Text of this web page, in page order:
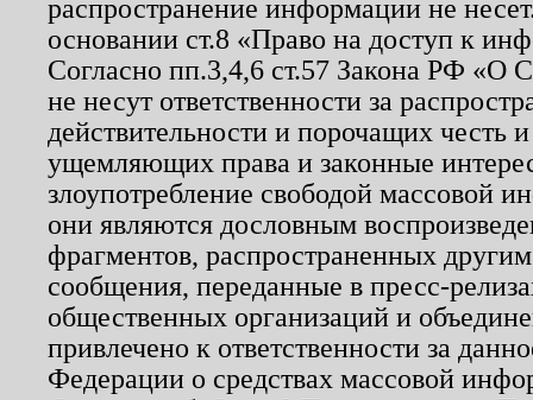
распространение информации не
основании ст.8 «Право на доступ к
Согласно пп.3,4,6 ст.57 Закона РФ «О
не несут ответственности за
действительности и порочащих честь
ущемляющих права и законные
злоупотребление свободой массовой
они являются дословным
фрагментов, распространенных
сообщения, переданные в пресс-
общественных организаций и
привлечено к ответственности за
Федерации о средствах массовой